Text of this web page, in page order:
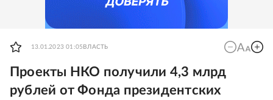
13.01.2023 01:05 ВЛАСТЬ
Проекты НКО получили 4,3 млрд
рублей от Фонда президентских